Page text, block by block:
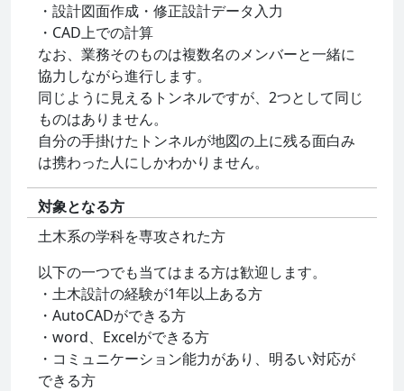
・設計図面作成・修正設計データ入力
・CAD上での計算
なお、業務そのものは複数名のメンバーと一緒に
協力しながら進行します。
同じように見えるトンネルですが、2つとして同じ
ものはありません。
自分の手掛けたトンネルが地図の上に残る面白み
は携わった人にしかわかりません。
対象となる方
土木系の学科を専攻された方
以下の一つでも当てはまる方は歓迎します。
・土木設計の経験が1年以上ある方
・AutoCADができる方
・word、Excelができる方
・コミュニケーション能力があり、明るい対応が
できる方